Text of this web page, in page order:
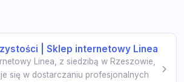
| Sklep internetowy Linea
Linea, z siedzibą w Rzeszowie,
się w dostarczaniu profesjonalnych